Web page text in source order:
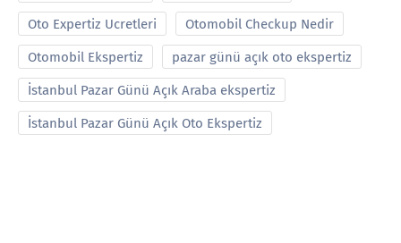
Oto Expertiz Ucretleri Otomobil Checkup Nedir
Otomobil Ekspertiz pazar günü açık oto ekspertiz
İstanbul Pazar Günü Açık Araba ekspertiz
İstanbul Pazar Günü Açık Oto Ekspertiz